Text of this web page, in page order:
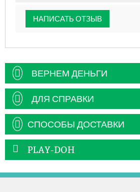
НАПИСАТЬ ОТЗЫВ
ВЕРНЕМ ДЕНЬГИ
ДЛЯ СПРАВКИ
СПОСОБЫ ДОСТАВКИ
PLAY-DOH